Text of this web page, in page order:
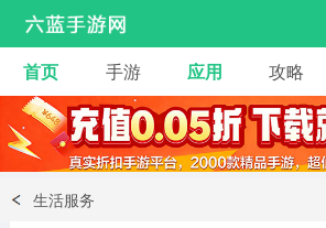
安卓手游
热门手游 角色扮演
动作射击
首页 手游 应用 攻略
生活服务